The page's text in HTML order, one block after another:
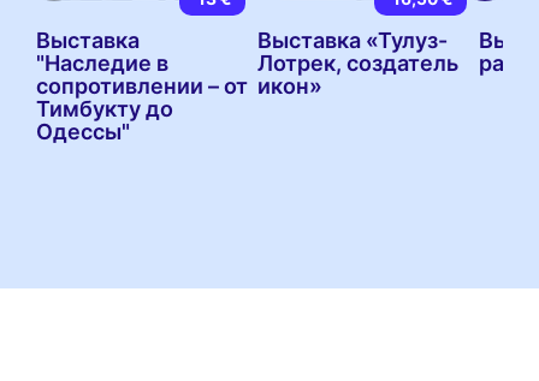
Выставка
"Наследие в
сопротивлении – от
Тимбукту до
Одессы"
Выставка «Тулуз-
Лотрек, создатель
икон»